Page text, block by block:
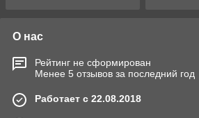
О нас
Рейтинг не сформирован
Менее 5 отзывов за последний год
Работает с 22.08.2018